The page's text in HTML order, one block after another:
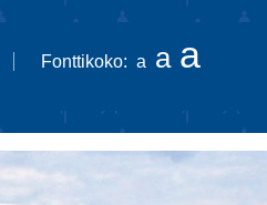
Fonttikoko: a a a